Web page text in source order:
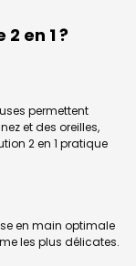
en 1 ?
permettent
et des oreilles,
2 en 1 pratique
en main optimale
les plus délicates.